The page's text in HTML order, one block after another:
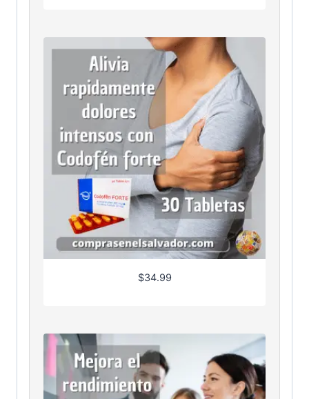
$34.99